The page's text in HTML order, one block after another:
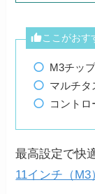
ここがおす
M3チッ
マルチタ
コントロ
最高設定で快
11インチ（M3